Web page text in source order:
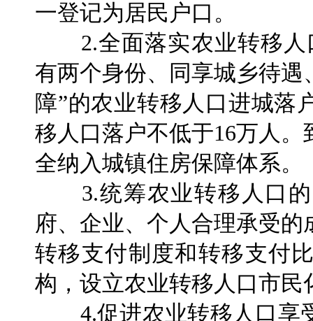
一登记为居民户口。
2.全面落实农业转移人
有两个身份、同享城乡待
障”的农业转移人口进城落
移人口落户不低于16万人
全纳入城镇住房保障体系。
3.统筹农业转移人口的
府、企业、个人合理承受
转移支付制度和转移支付
构，设立农业转移人口市民
4.促进农业转移人口享